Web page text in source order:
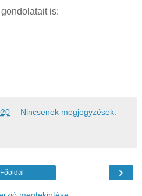
is:
Nincsenek megjegyzések:
›
Főoldal